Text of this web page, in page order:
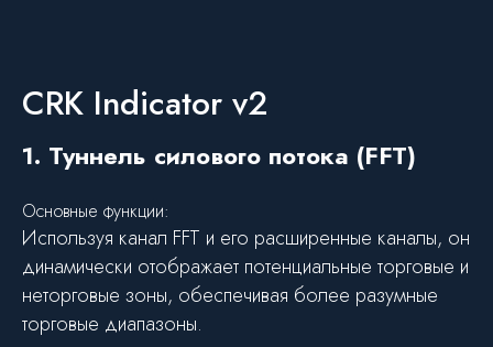
CRK Indicator v2
1. Туннель силового потока (FFT)
Основные функции:
Используя канал FFT и его расширенные каналы, он
динамически отображает потенциальные торговые и
неторговые зоны, обеспечивая более разумные
торговые диапазоны.